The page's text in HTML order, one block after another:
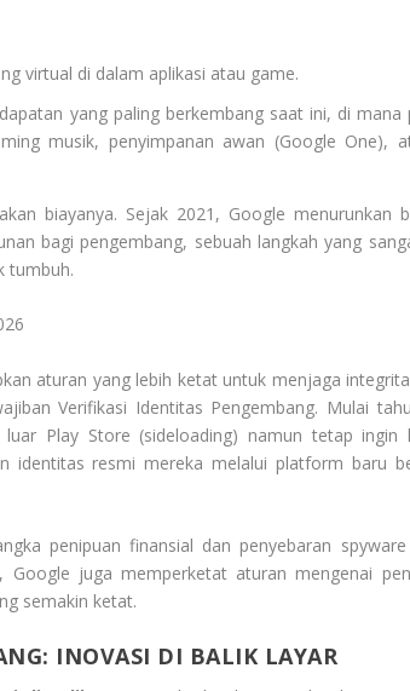
virtual di dalam aplikasi atau game.
yang paling berkembang saat ini, di
musik, penyimpanan awan (Google One),
biayanya. Sejak 2021, Google menurunkan
bagi pengembang, sebuah langkah yang
tumbuh.
aturan yang lebih ketat untuk menjaga
Verifikasi Identitas Pengembang. Mulai
Play Store (sideloading) namun tetap ingin
identitas resmi mereka melalui platform baru
penipuan finansial dan penyebaran
Google juga memperketat aturan mengenai
semakin ketat.
INOVASI DI BALIK LAYAR